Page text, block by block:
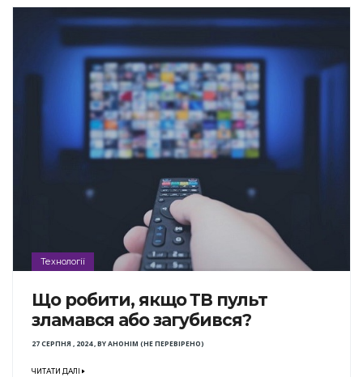
Технології
Що робити, якщо ТВ пульт
зламався або загубився?
27 СЕРПНЯ , 2024,BYАНОНІМ (НЕ ПЕРЕВІРЕНО)
ЧИТАТИ ДАЛІ